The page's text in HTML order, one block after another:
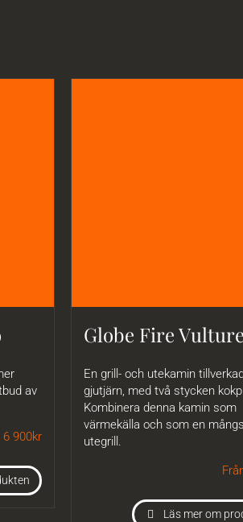
av
6 900kr
Globe Fire
En grill- och utekamin
gjutjärn, med två stycken
Kombinera denna kamin som
värmekälla och som en
utegrill.
Läs mer om